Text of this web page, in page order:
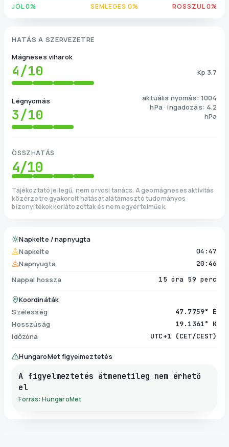
JÓL 0% SEMLEGES 0% ROSSZUL 0%
HATÁS A SZERVEZETRE
Mágneses viharok
4/10 Kp 3.7
Légnyomás
3/10
aktuális nyomás: 1004
hPa · ingadozás: 4.2
hPa
ÖSSZHATÁS
4/10
Tájékoztató jellegű, nem orvosi tanács. A geomágneses aktivitás
közérzetre gyakorolt hatását alátámasztó tudományos
bizonyítékok korlátozottak és nem egyértelműek.
Napkelte / napnyugta
Napkelte
04:47
Napnyugta 20:46
Nappal hossza 15 óra 59 perc
Koordináták
Szélesség
47.7759° É
Hosszúság 19.1361° K
Időzóna UTC+1 (CET/CEST)
HungaroMet figyelmeztetés
A figyelmeztetés átmenetileg nem érhető
el
Forrás: HungaroMet